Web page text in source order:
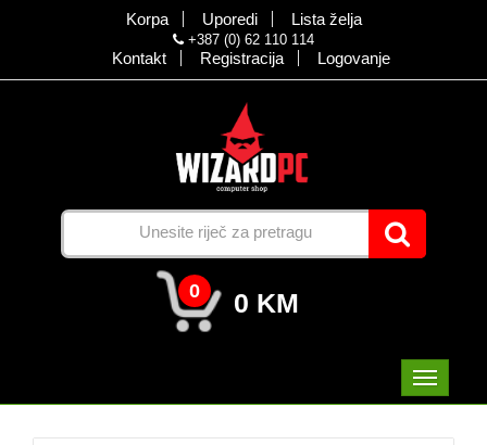
Korpa Uporedi Lista želja
+387 (0) 62 110 114
Kontakt Registracija Logovanje
0 0 KM